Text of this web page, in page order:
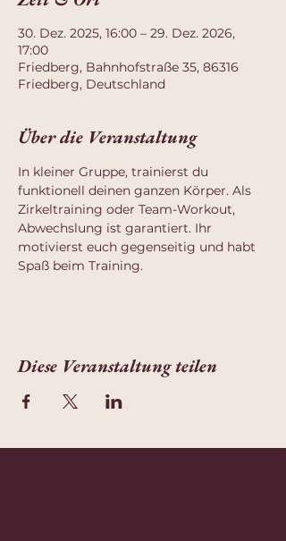
30. Dez. 2025, 16:00 – 29. Dez. 2026,
17:00
Friedberg, Bahnhofstraße 35, 86316
Friedberg, Deutschland
Über die Veranstaltung
In kleiner Gruppe, trainierst du
funktionell deinen ganzen Körper. Als
Zirkeltraining oder Team-Workout,
Abwechslung ist garantiert. Ihr
motivierst euch gegenseitig und habt
Spaß beim Training.
Diese Veranstaltung teilen